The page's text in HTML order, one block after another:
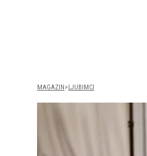
MAGAZIN LJUBIMCI